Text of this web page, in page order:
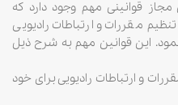
قوانینی مهم وجود دارد که
مقررات و ارتباطات رادیویی
این قوانین مهم به شرح ذیل
و ارتباطات رادیویی برای خود